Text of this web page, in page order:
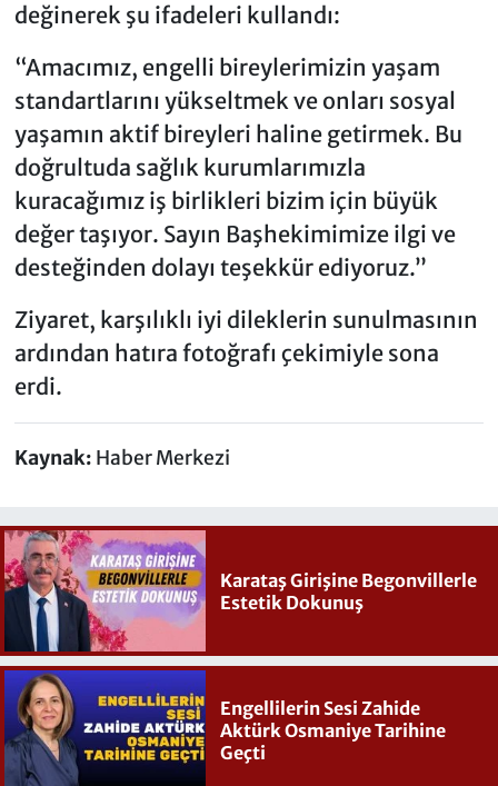
değinerek şu ifadeleri kullandı:
“Amacımız, engelli bireylerimizin yaşam
standartlarını yükseltmek ve onları sosyal
yaşamın aktif bireyleri haline getirmek. Bu
doğrultuda sağlık kurumlarımızla
kuracağımız iş birlikleri bizim için büyük
değer taşıyor. Sayın Başhekimimize ilgi ve
desteğinden dolayı teşekkür ediyoruz.”
Ziyaret, karşılıklı iyi dileklerin sunulmasının
ardından hatıra fotoğrafı çekimiyle sona
erdi.
Kaynak: Haber Merkezi
Karataş Girişine Begonvillerle
Estetik Dokunuş
Engellilerin Sesi Zahide
Aktürk Osmaniye Tarihine
Geçti